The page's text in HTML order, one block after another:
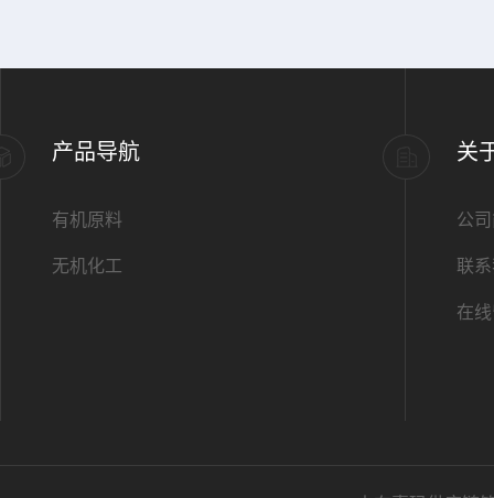
产品导航
有机原料
无机化工
关
公
联
在